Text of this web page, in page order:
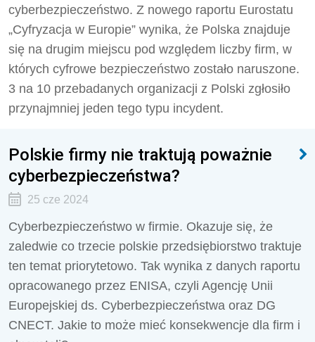
cyberbezpieczeństwo. Z nowego raportu Eurostatu
„Cyfryzacja w Europie” wynika, że Polska znajduje
się na drugim miejscu pod względem liczby firm, w
których cyfrowe bezpieczeństwo zostało naruszone.
3 na 10 przebadanych organizacji z Polski zgłosiło
przynajmniej jeden tego typu incydent.
Polskie firmy nie traktują poważnie
cyberbezpieczeństwa?
25 cze 2024
Cyberbezpieczeństwo w firmie. Okazuje się, że
zaledwie co trzecie polskie przedsiębiorstwo traktuje
ten temat priorytetowo. Tak wynika z danych raportu
opracowanego przez ENISA, czyli Agencję Unii
Europejskiej ds. Cyberbezpieczeństwa oraz DG
CNECT. Jakie to może mieć konsekwencje dla firm i